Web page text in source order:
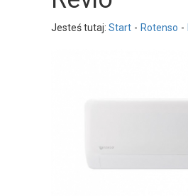
Jesteś tutaj: Start Rotenso